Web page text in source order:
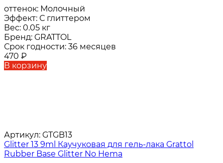
оттенок: Молочный
Эффект: С глиттером
Вес: 0.05 кг
Бренд: GRATTOL
Срок годности: 36 месяцев
470 ₽
В корзину
Артикул: GTGB13
Glitter 13 9ml Каучуковая для гель-лака Grattol
Rubber Base Glitter No Hema